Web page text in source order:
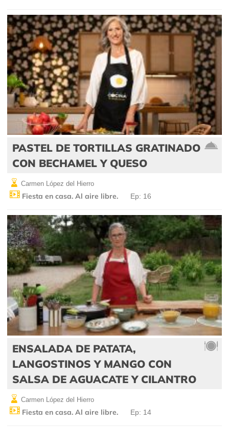
PASTEL DE TORTILLAS GRATINADO
CON BECHAMEL Y QUESO
Carmen López del Hierro
Fiesta en casa. Al aire libre. Ep: 16
ENSALADA DE PATATA,
LANGOSTINOS Y MANGO CON
SALSA DE AGUACATE Y CILANTRO
Carmen López del Hierro
Fiesta en casa. Al aire libre. Ep: 14